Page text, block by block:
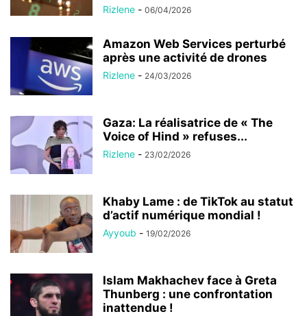
Rizlene - 06/04/2026
Amazon Web Services perturbé
après une activité de drones
Rizlene - 24/03/2026
Gaza: La réalisatrice de « The
Voice of Hind » refuses...
Rizlene - 23/02/2026
Khaby Lame : de TikTok au statut
d’actif numérique mondial !
Ayyoub - 19/02/2026
Islam Makhachev face à Greta
Thunberg : une confrontation
inattendue !